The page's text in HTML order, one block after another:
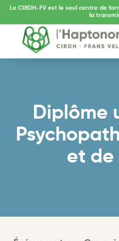
Le CIRDH-FV est le seul centre de
la
Diplôme
et de